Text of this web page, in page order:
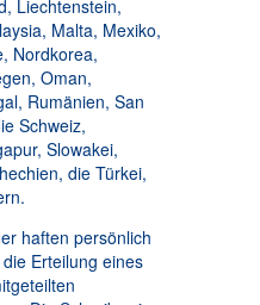
Liechtenstein,
Malta, Mexiko,
Nordkorea,
Oman,
Rumänien, San
Schweiz,
Slowakei,
die Türkei,
haften persönlich
Erteilung eines